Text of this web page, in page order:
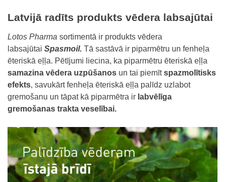
Latvijā radīts produkts vēdera labsajūtai
Lotos Pharma sortimentā ir produkts vēdera
labsajūtai Spasmoil. Tā sastāvā ir piparmētru un fenheļa
ēteriskā eļļa. Pētījumi liecina, ka piparmētru ēteriskā eļļa
samazina vēdera uzpūšanos un tai piemītspazmolītisks
efekts, savukārt fenheļa ēteriskā eļļa palīdz uzlabot
gremošanu un tāpat kā piparmētra ir labvēlīga
gremošanas trakta veselībai.